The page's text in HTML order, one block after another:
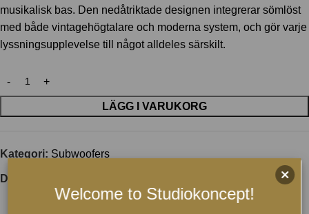
musikalisk bas. Den nedåtriktade designen integrerar sömlöst
med både vintagehögtalare och moderna system, och gör varje
lyssningsupplevelse till något alldeles särskilt.
LÄGG I VARUKORG
Kategori: Subwoofers
Dela:
Welcome to Studiokoncept!